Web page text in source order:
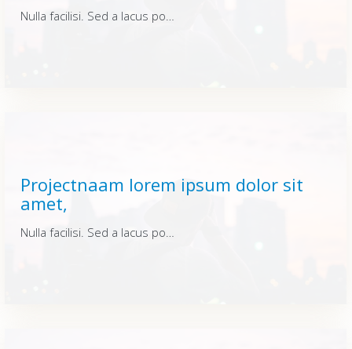
Nulla facilisi. Sed a lacus posuere, varius lacus id, fermentum urna. Quisque vitae dui enim. Integer sit amet elementum nunc, at rutrum nisi. Nulla facilisi. Sed a lacus posuere, varius lacus id, fermentum urna. Quisque vitae dui enim. Integer sit amet elementum nunc, at rutrum nisi. Nulla facilisi. Sed a lacus posuere, varius lacus id, fermentum urna. Quisque vitae dui enim. Integer sit amet elementum nunc, at rutrum nisi.
Projectnaam lorem ipsum dolor sit
amet,
Nulla facilisi. Sed a lacus posuere, varius lacus id, fermentum urna. Quisque vitae dui enim. Integer sit amet elementum nunc, at rutrum nisi. Nulla facilisi. Sed a lacus posuere, varius lacus id, fermentum urna. Quisque vitae dui enim. Integer sit amet elementum nunc, at rutrum nisi. Nulla facilisi. Sed a lacus posuere, varius lacus id, fermentum urna. Quisque vitae dui enim. Integer sit amet elementum nunc, at rutrum nisi.